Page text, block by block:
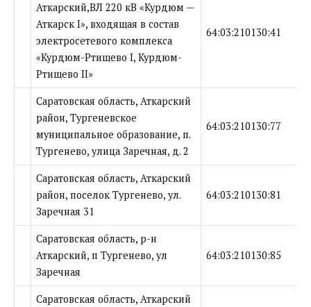
Аткарский,ВЛ 220 кВ «Курдюм —
Аткарск I», входящая в состав
электросетевого комплекса
«Курдюм-Ртищево I, Курдюм-
Ртищево II»
64:03:210130:41
Саратовская область, Аткарский
район, Тургеневское
муниципальное образование, п.
Тургенево, улица Заречная, д. 2
64:03:210130:77
Саратовская область, Аткарский
район, поселок Тургенево, ул.
Заречная 31
64:03:210130:81
Саратовская область, р-н
Аткарский, п Тургенево, ул
Заречная
64:03:210130:85
Саратовская область, Аткарский